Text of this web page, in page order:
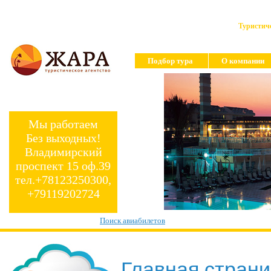
Мы работаем
Без выходных!
Владимирский
проспект 15 оф.39
тел.+78123250300,
+79119202724
Подбор тура О компании
Поиск авиабилетов